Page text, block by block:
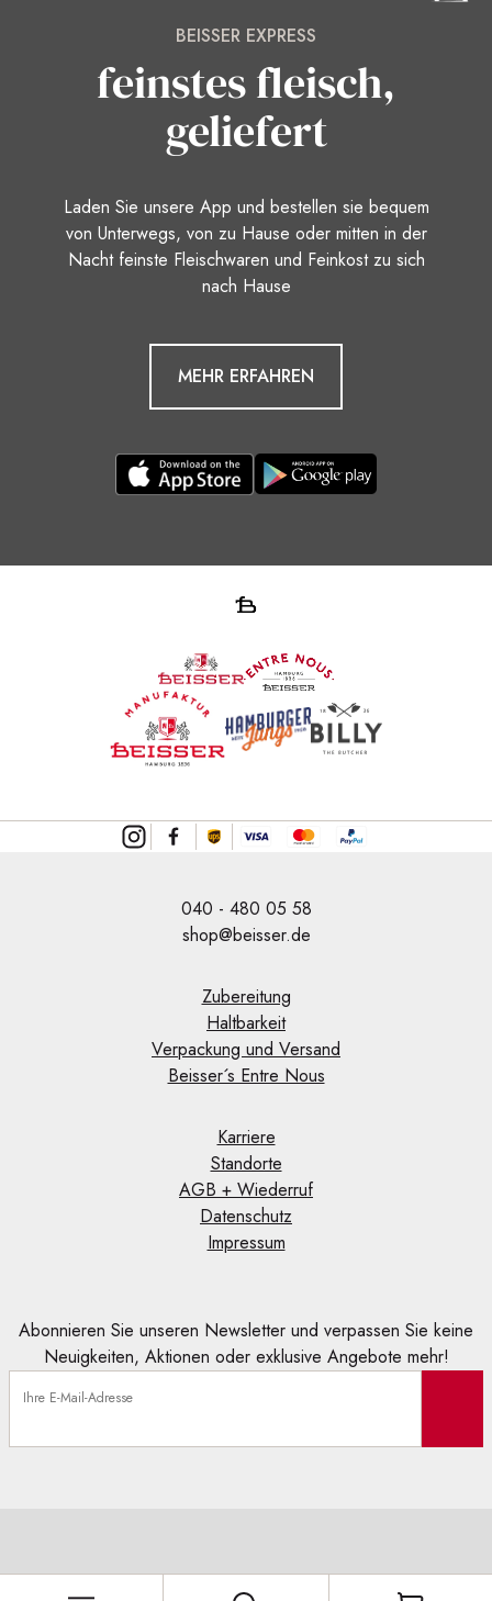
BEISSER EXPRESS
feinstes fleisch,
geliefert
Laden Sie unsere App und bestellen sie bequem
von Unterwegs, von zu Hause oder mitten in der
Nacht feinste Fleischwaren und Feinkost zu sich
nach Hause
MEHR ERFAHREN
040 - 480 05 58
shop@beisser.de
Zubereitung
Haltbarkeit
Verpackung und Versand
Beisser´s Entre Nous
Karriere
Standorte
AGB + Wiederruf
Datenschutz
Impressum
Abonnieren Sie unseren Newsletter und verpassen Sie keine
Neuigkeiten, Aktionen oder exklusive Angebote mehr!
Ihre E-Mail-Adresse